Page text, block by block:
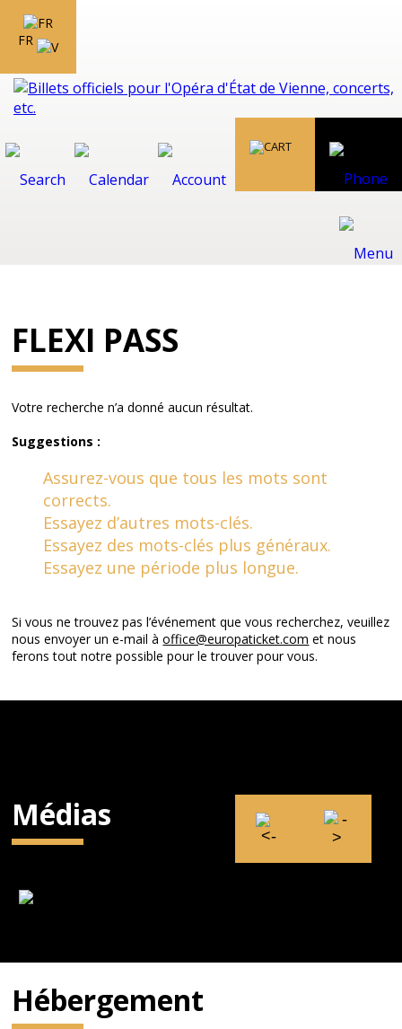
FR
FLEXI PASS
Votre recherche n’a donné aucun résultat.
Suggestions :
Assurez-vous que tous les mots sont
corrects.
Essayez d’autres mots-clés.
Essayez des mots-clés plus généraux.
Essayez une période plus longue.
Si vous ne trouvez pas l’événement que vous recherchez, veuillez
nous envoyer un e-mail àoffice@europaticket.com et nous
ferons tout notre possible pour le trouver pour vous.
Médias
Hébergement